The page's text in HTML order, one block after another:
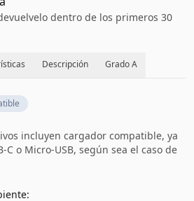
dentro de los primeros 30
Descripción Grado A
incluyen cargador compatible, ya
o Micro-USB, según sea el caso de